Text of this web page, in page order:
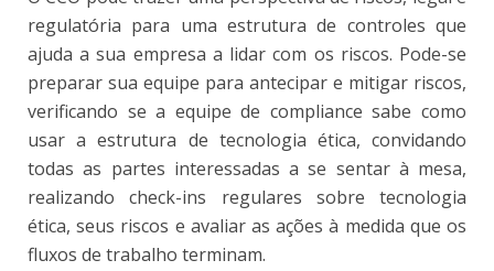
regulatória para uma estrutura de controles que
ajuda a sua empresa a lidar com os riscos. Pode-se
preparar sua equipe para antecipar e mitigar riscos,
verificando se a equipe de compliance sabe como
usar a estrutura de tecnologia ética, convidando
todas as partes interessadas a se sentar à mesa,
realizando check-ins regulares sobre tecnologia
ética, seus riscos e avaliar as ações à medida que os
fluxos de trabalho terminam.